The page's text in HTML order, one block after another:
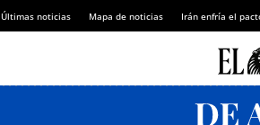
Últimas noticias Mapa de noticias Irán enfría el